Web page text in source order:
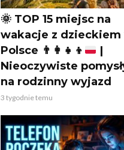
🌞 TOP 15 miejsc na
wakacje z dzieckiem
Polsce 👨‍👩‍👧‍👦
|
Nieoczywiste
na rodzinny wyjazd
3 tygodnie temu